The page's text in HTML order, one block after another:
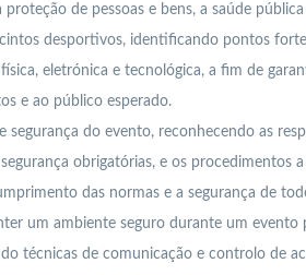
de pessoas e bens, a saúde
desportivos, identificando pontos
eletrónica e tecnológica, a fim de
e ao público esperado.
segurança do evento, reconhecendo as
obrigatórias, e os procedimentos
das normas e a segurança de
um ambiente seguro durante um evento
técnicas de comunicação e controlo de